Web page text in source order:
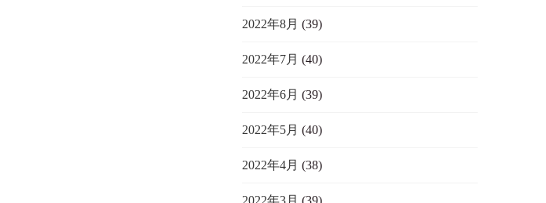
2022年8月 (39)
2022年7月 (40)
2022年6月 (39)
2022年5月 (40)
2022年4月 (38)
2022年3月 (39)